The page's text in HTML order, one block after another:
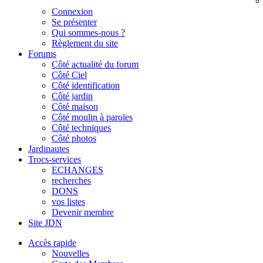
Connexion
Se présenter
Qui sommes-nous ?
Règlement du site
Forums
Côté actualité du forum
Côté Ciel
Côté identification
Côté jardin
Côté maison
Côté moulin à paroles
Côté techniques
Côté photos
Jardinautes
Trocs-services
ECHANGES
recherches
DONS
vos listes
Devenir membre
Site JDN
Accès rapide
Nouvelles